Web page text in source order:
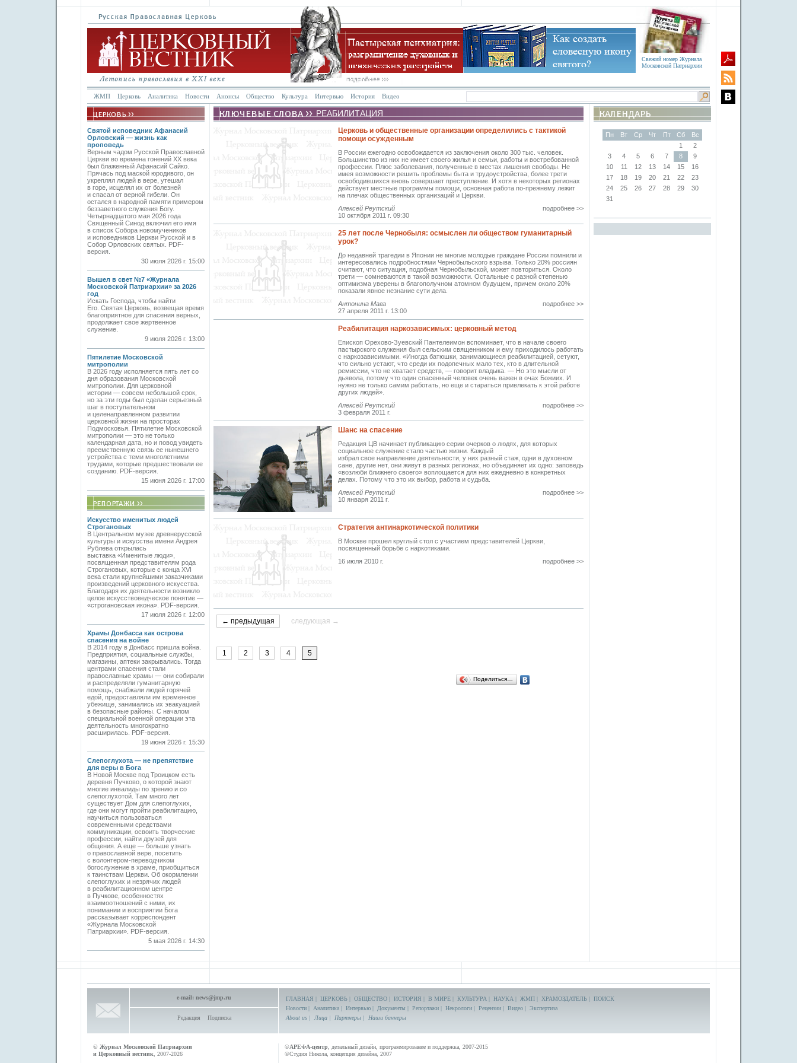
Свежий номер Журнала
Московской Патриархии
ЖМП Церковь Аналитика Новости Анонсы Общество Культура Интервью История Видео
Святой исповедник Афанасий
Орловский — жизнь как
проповедь
Верным чадом Русской Православной
Церкви во времена гонений XX века
был блаженный Афанасий Сайко.
Прячась под маской юродивого, он
укреплял людей в вере, утешал
в горе, исцелял их от болезней
и спасал от верной гибели. Он
остался в народной памяти примером
беззаветного служения Богу.
Четырнадцатого мая 2026 года
Священный Синод включил его имя
в список Собора новомучеников
и исповедников Церкви Русской и в
Собор Орловских святых. PDF-
версия.
30 июля 2026 г. 15:00
Вышел в свет №7 «Журнала
Московской Патриархии» за 2026
год
Искать Господа, чтобы найти
Его. Святая Церковь, возвещая время
благоприятное для спасения верных,
продолжает свое жертвенное
служение.
9 июля 2026 г. 13:00
Пятилетие Московской
митрополии
В 2026 году исполняется пять лет со
дня образования Московской
митрополии. Для церковной
истории — совсем небольшой срок,
но за эти годы был сделан серьезный
шаг в поступательном
и целенаправленном развитии
церковной жизни на просторах
Подмосковья. Пятилетие Московской
митрополии — это не только
календарная дата, но и повод увидеть
преемственную связь ее нынешнего
устройства с теми многолетними
трудами, которые предшествовали ее
созданию. PDF-версия.
15 июня 2026 г. 17:00
Искусство именитых людей
Строгановых
В Центральном музее древнерусской
культуры и искусства имени Андрея
Рублева открылась
выставка «Именитые люди»,
посвященная представителям рода
Строгановых, которые с конца XVI
века стали крупнейшими заказчиками
произведений церковного искусства.
Благодаря их деятельности возникло
целое искусствоведческое понятие —
«строгановская икона». PDF-версия.
17 июля 2026 г. 12:00
Храмы Донбасса как острова
спасения на войне
В 2014 году в Донбасс пришла война.
Предприятия, социальные службы,
магазины, аптеки закрывались. Тогда
центрами спасения стали
православные храмы — они собирали
и распределяли гуманитарную
помощь, снабжали людей горячей
едой, предоставляли им временное
убежище, занимались их эвакуацией
в безопасные районы. С началом
специальной военной операции эта
деятельность многократно
расширилась. PDF-версия.
19 июня 2026 г. 15:30
Слепоглухота — не препятствие
для веры в Бога
В Новой Москве под Троицком есть
деревня Пучково, о которой знают
многие инвалиды по зрению и со
слепоглухотой. Там много лет
существует Дом для слепоглухих,
где они могут пройти реабилитацию,
научиться пользоваться
современными средствами
коммуникации, освоить творческие
профессии, найти друзей для
общения. А еще — больше узнать
о православной вере, посетить
с волонтером-переводчиком
богослужение в храме, приобщиться
к таинствам Церкви. Об окормлении
слепоглухих и незрячих людей
в реабилитационном центре
в Пучкове, особенностях
взаимоотношений с ними, их
понимании и восприятии Бога
рассказывает корреспондент
«Журнала Московской
Патриархии». PDF-версия.
5 мая 2026 г. 14:30
РЕАБИЛИТАЦИЯ
Церковь и общественные организации определились с тактикой
помощи осужденным
В России ежегодно освобождается из заключения около 300 тыс. человек.
Большинство из них не имеет своего жилья и семьи, работы и востребованной
профессии. Плюс заболевания, полученные в местах лишения свободы. Не
имея возможности решить проблемы быта и трудоустройства, более трети
освободившихся вновь совершает преступление. И хотя в некоторых регионах
действует местные программы помощи, основная работа по-прежнему лежит
на плечах общественных организаций и Церкви.
Алексей Реутский
10 октября 2011 г. 09:30
подробнее >>
25 лет после Чернобыля: осмыслен ли обществом гуманитарный
урок?
До недавней трагедии в Японии не многие молодые граждане России помнили и
интересовались подробностями Чернобыльского взрыва. Только 20% россиян
считают, что ситуация, подобная Чернобыльской, может повториться. Около
трети — сомневаются в такой возможности. Остальные с разной степенью
оптимизма уверены в благополучном атомном будущем, причем около 20%
показали явное незнание сути дела.
Антонина Мага
27 апреля 2011 г. 13:00
подробнее >>
Реабилитация наркозависимых: церковный метод
Епископ Орехово-Зуевский Пантелеимон вспоминает, что в начале своего
пастырского служения был сельским священником и ему приходилось работать
с наркозависимыми. «Иногда батюшки, занимающиеся реабилитацией, сетуют,
что сильно устают, что среди их подопечных мало тех, кто в длительной
ремиссии, что не хватает средств, — говорит владыка. — Но это мысли от
дьявола, потому что один спасенный человек очень важен в очах Божиих. И
нужно не только самим работать, но еще и стараться привлекать к этой работе
других людей».
Алексей Реутский
3 февраля 2011 г.
подробнее >>
Шанс на спасение
Редакция ЦВ начинает публикацию серии очерков о людях, для которых
социальное служение стало частью жизни. Каждый
избрал свое направление деятельности, у них разный стаж, одни в духовном
сане, другие нет, они живут в разных регионах, но объединяет их одно: заповедь
«возлюби ближнего своего» воплощается для них ежедневно в конкретных
делах. Потому что это их выбор, работа и судьба.
Алексей Реутский
10 января 2011 г.
подробнее >>
Стратегия антинаркотической политики
В Москве прошел круглый стол с участием представителей Церкви,
посвященный борьбе с наркотиками.
16 июля 2010 г.
подробнее >>
← предыдущая следующая →
1 2 3 4 5
Поделиться…
Пн Вт Ср Чт Пт Сб
Вс
1
2
3
4 5 6 7 8
9
10
11 12 13 14 15
16
17
18 19 20 21 22
23
24
25 26 27 28 29
30
31
e-mail: news@jmp.ru
Редакция Подписка
ГЛАВНАЯ | ЦЕРКОВЬ | ОБЩЕСТВО | ИСТОРИЯ | В МИРЕ | КУЛЬТУРА | НАУКА | ЖМП | ХРАМОЗДАТЕЛЬ | ПОИСК
Новости | Аналитика | Интервью | Документы | Репортажи | Некрологи | Рецензии | Видео | Экспертиза
About us | Лица | Партнеры | Наши баннеры
© Журнал Московской Патриархии
и Церковный вестник , 2007-2026
©АРЕФА-центр , детальный дизайн, программирование и поддержка, 2007-2015
©Студия Никола, концепция дизайна, 2007